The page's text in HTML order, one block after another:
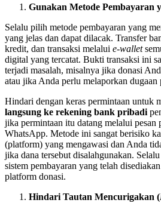
Gunakan Metode Pembayaran
Selalu pilih metode pembayaran yang
yang jelas dan dapat dilacak. Transfer
kredit, dan transaksi melalui e-wallet
digital yang tercatat. Bukti transaksi ini
terjadi masalah, misalnya jika donasi
atau jika Anda perlu melaporkan dugaan
Hindari dengan keras permintaan untuk
langsung ke rekening bank pribadi
jika permintaan itu datang melalui pesan
WhatsApp. Metode ini sangat berisiko
(platform) yang mengawasi dan Anda
jika dana tersebut disalahgunakan.
sistem pembayaran yang telah
platform donasi.
Hindari Tautan Mencurigakan (